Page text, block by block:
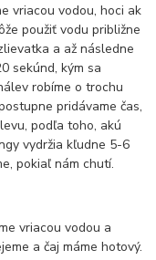
vriacou vodou, hoci ak
použiť vodu približne
a až následne
sekúnd, kým sa
robíme o trochu
pridávame čas,
podľa toho, akú
vydržia kľudne 5-6
pokiaľ nám chutí.
vriacou vodou a
a čaj máme hotový.